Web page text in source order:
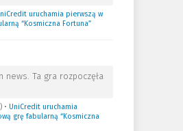
uruchamia pierwszą w
“Kosmiczna Fortuna”
news. Ta gra rozpoczęła
• UniCredit uruchamia
grę fabularną “Kosmiczna